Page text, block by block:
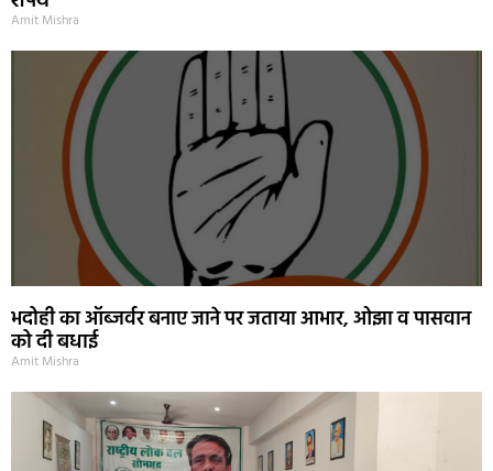
Amit Mishra
भदोही का ऑब्जर्वर बनाए जाने पर जताया आभार, ओझा व पासवान
को दी बधाई
Amit Mishra